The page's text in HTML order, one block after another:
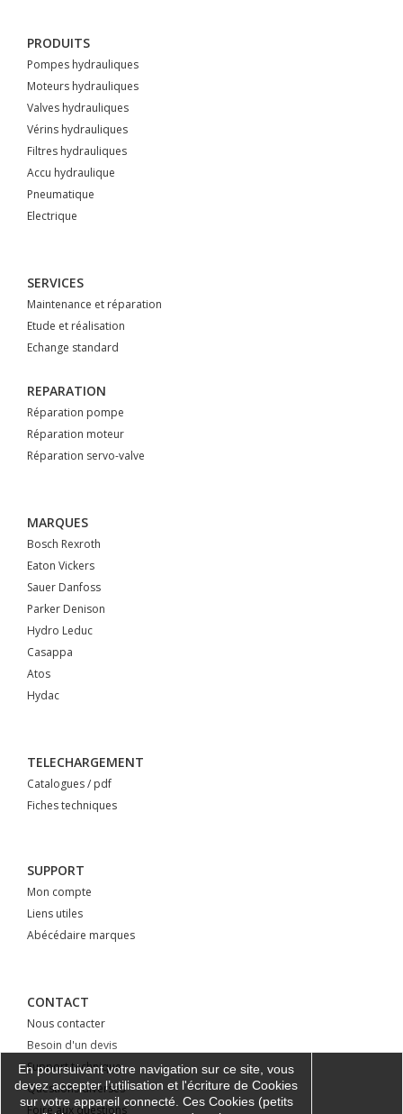
PRODUITS
Pompes hydrauliques
Moteurs hydrauliques
Valves hydrauliques
Vérins hydrauliques
Filtres hydrauliques
Accu hydraulique
Pneumatique
Electrique
SERVICES
Maintenance et réparation
Etude et réalisation
Echange standard
REPARATION
Réparation pompe
Réparation moteur
Réparation servo-valve
MARQUES
Bosch Rexroth
Eaton Vickers
Sauer Danfoss
Parker Denison
Hydro Leduc
Casappa
Atos
Hydac
TELECHARGEMENT
Catalogues / pdf
Fiches techniques
SUPPORT
Mon compte
Liens utiles
Abécédaire marques
CONTACT
Nous contacter
Besoin d'un devis
Support technique
Questions diverses
Foire aux questions
En poursuivant votre navigation sur ce site, vous
devez accepter l’utilisation et l'écriture de Cookies
sur votre appareil connecté. Ces Cookies (petits